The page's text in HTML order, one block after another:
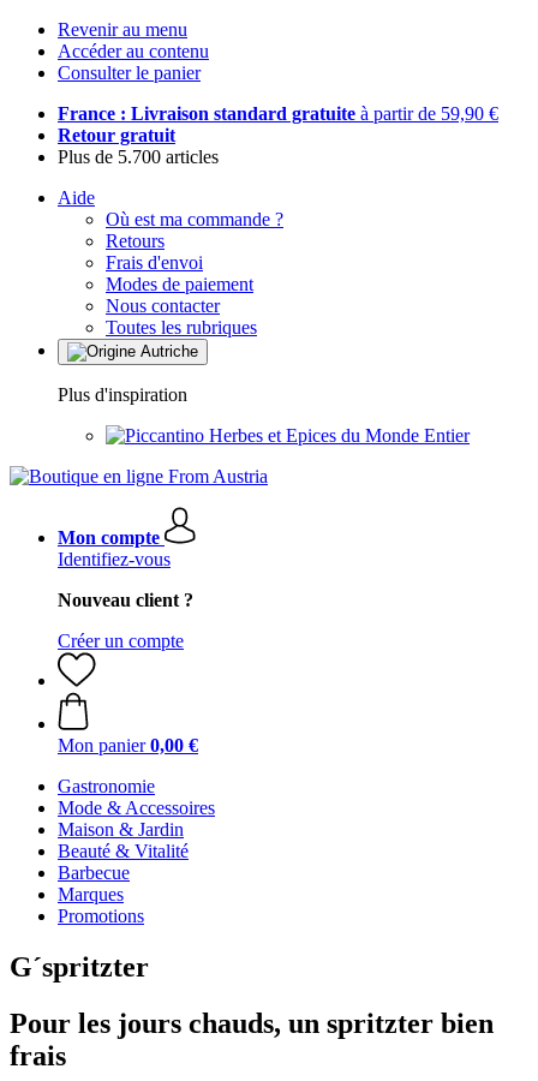
Revenir au menu
Accéder au contenu
Consulter le panier
France : Livraison standard gratuite à partir de 59,90 €
Retour gratuit
Plus de 5.700 articles
Aide
Où est ma commande ?
Retours
Frais d'envoi
Modes de paiement
Nous contacter
Toutes les rubriques
Plus d'inspiration
Herbes et Epices du Monde Entier
Mon compte
Identifiez-vous
Nouveau client ?
Créer un compte
Mon panier 0,00 €
Gastronomie
Mode & Accessoires
Maison & Jardin
Beauté & Vitalité
Barbecue
Marques
Promotions
G´spritzter
Pour les jours chauds, un spritzter bien
frais